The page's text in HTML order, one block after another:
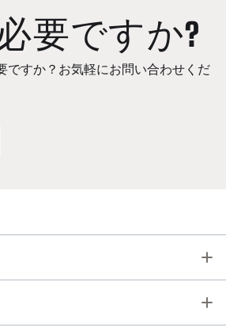
要ですか?
ですか？お気軽にお問い合わせくだ